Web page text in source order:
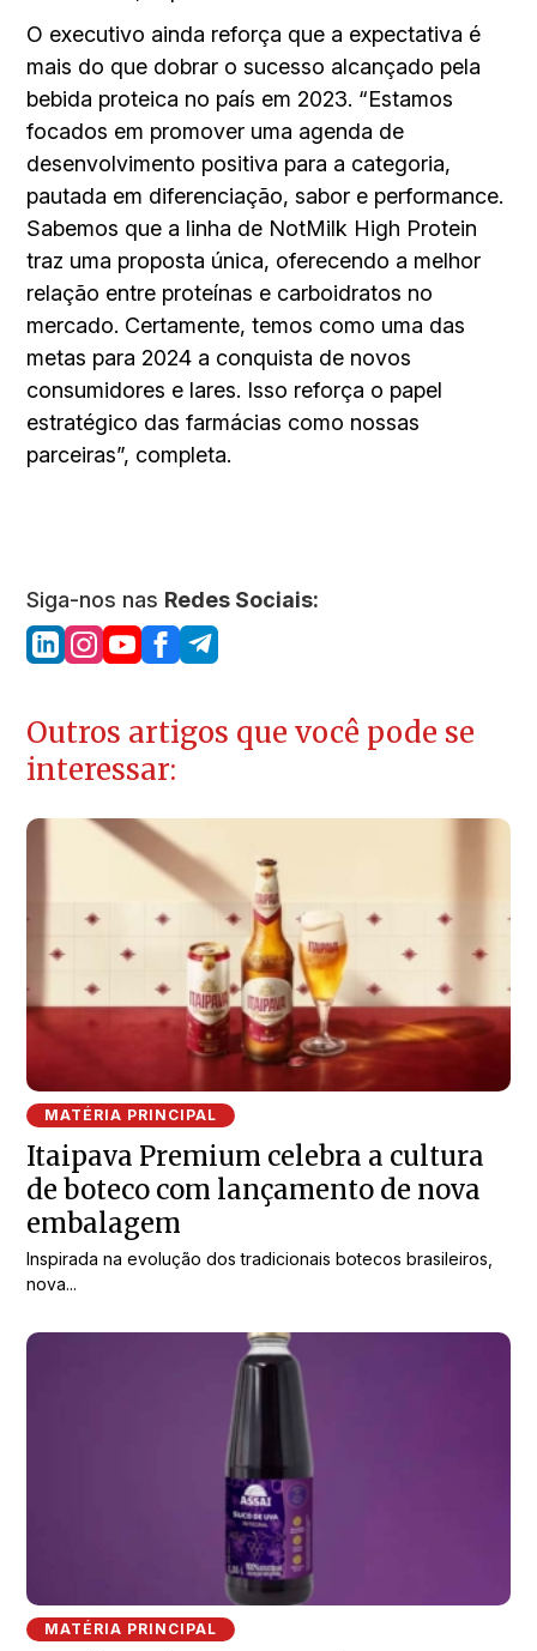
O executivo ainda reforça que a expectativa é
mais do que dobrar o sucesso alcançado pela
bebida proteica no país em 2023. “Estamos
focados em promover uma agenda de
desenvolvimento positiva para a categoria,
pautada em diferenciação, sabor e performance.
Sabemos que a linha de NotMilk High Protein
traz uma proposta única, oferecendo a melhor
relação entre proteínas e carboidratos no
mercado. Certamente, temos como uma das
metas para 2024 a conquista de novos
consumidores e lares. Isso reforça o papel
estratégico das farmácias como nossas
parceiras”, completa.
Siga-nos nas Redes Sociais:
Outros artigos que você pode se
interessar:
MATÉRIA PRINCIPAL
Itaipava Premium celebra a cultura
de boteco com lançamento de nova
embalagem
Inspirada na evolução dos tradicionais botecos brasileiros,
nova...
MATÉRIA PRINCIPAL